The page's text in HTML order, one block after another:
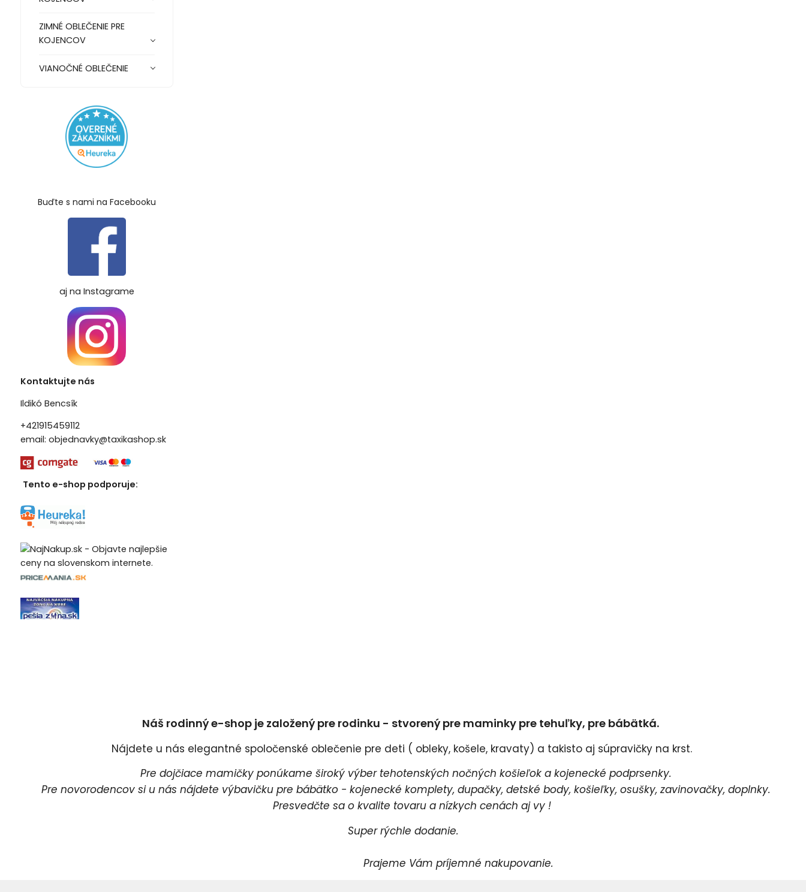
ZIMNÉ OBLEČENIE PRE
KOJENCOV
VIANOČNÉ OBLEČENIE
Buďte s nami na Facebooku
aj na Instagrame
Kontaktujte nás
Ildikó Bencsík
+421915459112
email: objednavky@taxikashop.sk
Tento e-shop podporuje:
Náš rodinný e-shop je založený pre rodinku - stvorený pre maminky pre tehuľky, pre bábätká.
Nájdete u nás elegantné spoločenské oblečenie pre deti ( obleky, košele, kravaty) a takisto aj súpravičky na krst.
Pre dojčiace mamičky ponúkame široký výber tehotenských nočných košieľok a kojenecké podprsenky.
Pre novorodencov si u nás nájdete výbavičku pre bábätko - kojenecké komplety, dupačky, detské body, košieľky, osušky, zavinovačky, doplnky.
Presvedčte sa o kvalite tovaru a nízkych cenách aj vy !
Super rýchle dodanie.
Prajeme Vám príjemné nakupovanie.